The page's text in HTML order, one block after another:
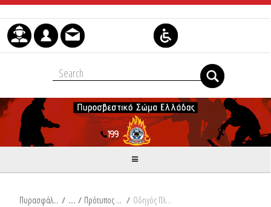
Skip to Content
Πυρασφάλεια / Πρότυπος Οδηγός Πληροφόρησης / Οδηγός Πληροφόρησης Οικονομικών Φορέων